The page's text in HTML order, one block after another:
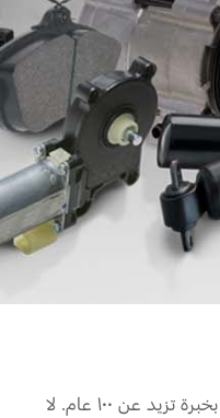
أداء قوي. جودة متميزة. قيمة عالية. وغيرها الكثير من الأسباب التي تجعل من قطع غيار فورد الأصلية خيارك الأمثل. لذلك، لا تجازف واحرص على شراء قطع الغيار التي تم تصنيعها بخبرة تزيد عن ١٠٠ عام. لا